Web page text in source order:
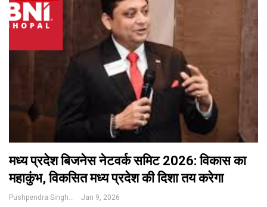
मध्य प्रदेश बिजनेस नेटवर्क समिट 2026: विकास का
महाकुंभ, विकसित मध्य प्रदेश की दिशा तय करेगा
Pushpendra Singh Jan 9, 2026